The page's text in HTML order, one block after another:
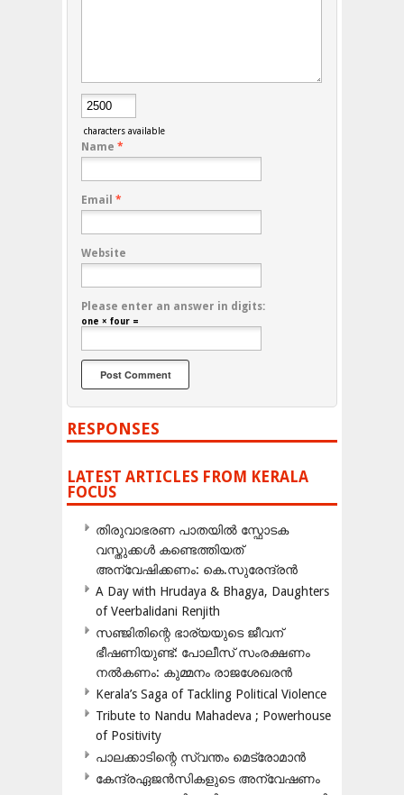
characters available
Name *
Email *
Website
Please enter an answer in digits:
one × four =
RESPONSES
LATEST ARTICLES FROM KERALA
FOCUS
തിരുവാഭരണ പാതയിൽ സ്ഫോടക
വസ്തുക്കൾ കണ്ടെത്തിയത്
അന്വേഷിക്കണം: കെ.സുരേന്ദ്രൻ
A Day with Hrudaya & Bhagya, Daughters
of Veerbalidani Renjith
സഞ്ജിതിന്റെ ഭാര്യയുടെ ജീവന്
ഭീഷണിയുണ്ട്: പോലീസ് സംരക്ഷണം
നൽകണം: കുമ്മനം രാജശേഖരൻ
Kerala’s Saga of Tackling Political Violence
Tribute to Nandu Mahadeva ; Powerhouse
of Positivity
പാലക്കാടിന്റെ സ്വന്തം മെട്രോമാൻ
കേന്ദ്രഏജൻസികളുടെ അന്വേഷണം